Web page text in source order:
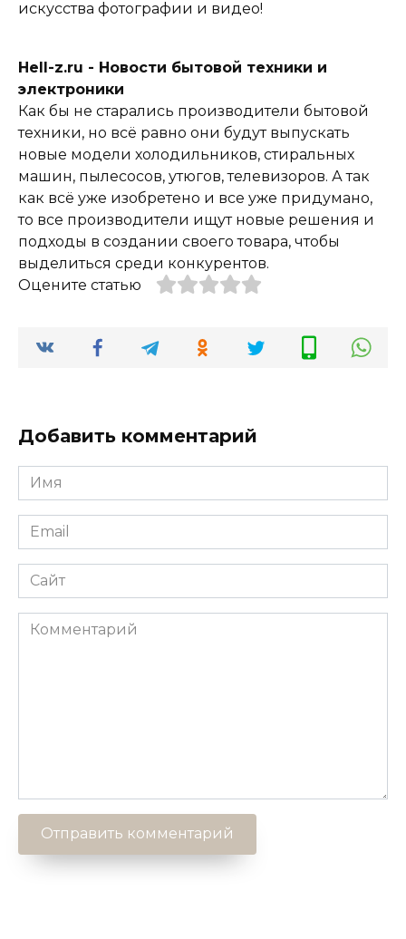
искусства фотографии и видео!
Hell-z.ru - Новости бытовой техники и
электроники
Как бы не старались производители бытовой
техники, но всё равно они будут выпускать
новые модели холодильников, стиральных
машин, пылесосов, утюгов, телевизоров. А так
как всё уже изобретено и все уже придумано,
то все производители ищут новые решения и
подходы в создании своего товара, чтобы
выделиться среди конкурентов.
Оцените статью
Добавить комментарий
Имя
*
Email
*
Сайт
Комментарий